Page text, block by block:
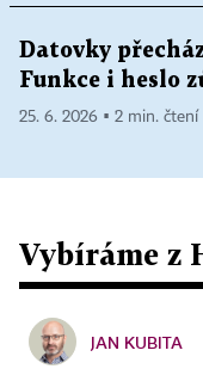
Datovky
Funkce i heslo
25. 6. 2026 ▪ 2 min. čtení
Vybíráme z
JAN KUBITA